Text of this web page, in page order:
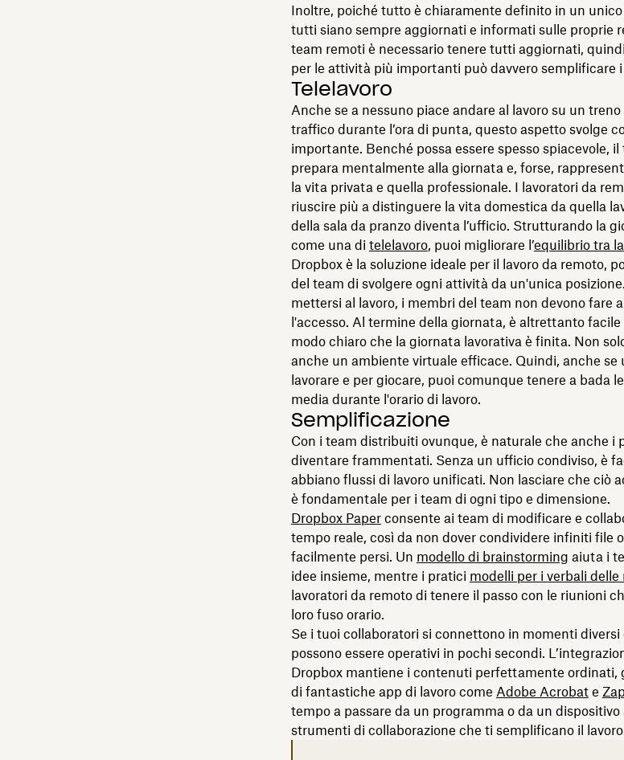
Inoltre, poiché tutto è chiaramente definito in un
tutti siano sempre aggiornati e informati sulle proprie
team remoti è necessario tenere tutti aggiornati,
per le attività più importanti può davvero semplificare i
Telelavoro
Anche se a nessuno piace andare al lavoro su un
traffico durante l’ora di punta, questo aspetto svolge
importante. Benché possa essere spesso spiacevole,
prepara mentalmente alla giornata e, forse,
la vita privata e quella professionale. I lavoratori da
riuscire più a distinguere la vita domestica da quella
della sala da pranzo diventa l’ufficio. Strutturando la
come una di telelavoro, puoi migliorare l’equilibrio tra
Dropbox è la soluzione ideale per il lavoro da remoto,
del team di svolgere ogni attività da un'unica
mettersi al lavoro, i membri del team non devono fare
l'accesso. Al termine della giornata, è altrettanto
modo chiaro che la giornata lavorativa è finita. Non
anche un ambiente virtuale efficace. Quindi, anche se
lavorare e per giocare, puoi comunque tenere a bada
media durante l'orario di lavoro.
Semplificazione
Con i team distribuiti ovunque, è naturale che anche i
diventare frammentati. Senza un ufficio condiviso, è
abbiano flussi di lavoro unificati. Non lasciare che ciò
è fondamentale per i team di ogni tipo e dimensione.
Dropbox Paperconsente ai team di modificare e
tempo reale, così da non dover condividere infiniti file
facilmente persi. Un modello di brainstorming aiuta i
idee insieme, mentre i pratici modelli per i verbali delle
lavoratori da remoto di tenere il passo con le riunioni
loro fuso orario.
Se i tuoi collaboratori si connettono in momenti
possono essere operativi in pochi secondi.
Dropbox mantiene i contenuti perfettamente ordinati,
di fantastiche app di lavoro come Adobe Acrobate
tempo a passare da un programma o da un dispositivo
strumenti di collaborazione che ti semplificano il